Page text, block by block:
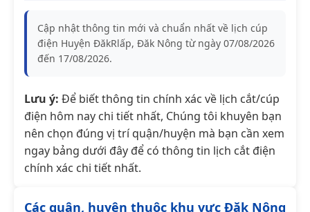
Cập nhật thông tin mới và chuẩn nhất về lịch cúp
điện Huyện ĐăkRlấp, Đăk Nông từ ngày 07/08/2026
đến 17/08/2026.
Lưu ý: Để biết thông tin chính xác về lịch cắt/cúp
điện hôm nay chi tiết nhất, Chúng tôi khuyên bạn
nên chọn đúng vị trí quận/huyện mà bạn cần xem
ngay bảng dưới đây để có thông tin lịch cắt điện
chính xác chi tiết nhất.
Các quận, huyện thuộc khu vực Đăk Nông